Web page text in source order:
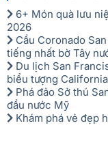
6+ Món quà lưu
2026
Cầu Coronado
tiếng nhất bờ Tây
Du lịch San
biểu tượng California
Phá đảo Sở thú
đầu nước Mỹ
Khám phá vẻ đẹp